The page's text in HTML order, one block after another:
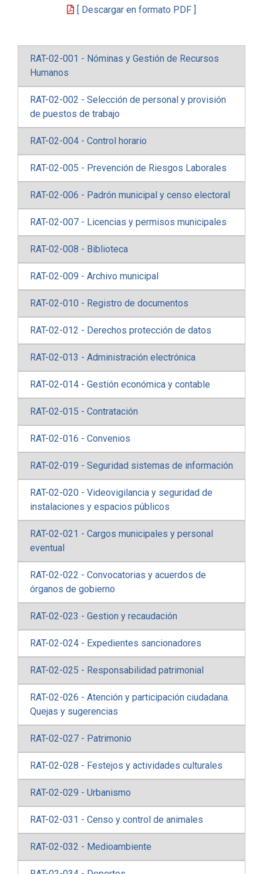
[ Descargar en formato PDF ]
RAT-02-001 - Nóminas y Gestión de Recursos
Humanos
RAT-02-002 - Selección de personal y provisión
de puestos de trabajo
RAT-02-004 - Control horario
RAT-02-005 - Prevención de Riesgos Laborales
RAT-02-006 - Padrón municipal y censo electoral
RAT-02-007 - Licencias y permisos municipales
RAT-02-008 - Biblioteca
RAT-02-009 - Archivo municipal
RAT-02-010 - Registro de documentos
RAT-02-012 - Derechos protección de datos
RAT-02-013 - Administración electrónica
RAT-02-014 - Gestión económica y contable
RAT-02-015 - Contratación
RAT-02-016 - Convenios
RAT-02-019 - Seguridad sistemas de información
RAT-02-020 - Videovigilancia y seguridad de
instalaciones y espacios públicos
RAT-02-021 - Cargos municipales y personal
eventual
RAT-02-022 - Convocatorias y acuerdos de
órganos de gobierno
RAT-02-023 - Gestion y recaudación
RAT-02-024 - Expedientes sancionadores
RAT-02-025 - Responsabilidad patrimonial
RAT-02-026 - Atención y participación ciudadana.
Quejas y sugerencias
RAT-02-027 - Patrimonio
RAT-02-028 - Festejos y actividades culturales
RAT-02-029 - Urbanismo
RAT-02-031 - Censo y control de animales
RAT-02-032 - Medioambiente